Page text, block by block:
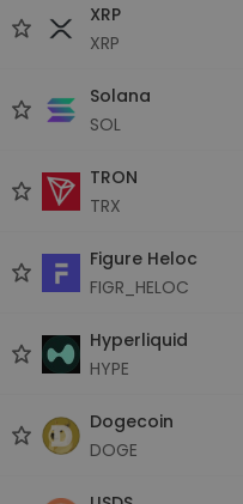
XRP
XRP
Solana
SOL
TRON
TRX
Figure Heloc
FIGR_HELOC
Hyperliquid
HYPE
Dogecoin
DOGE